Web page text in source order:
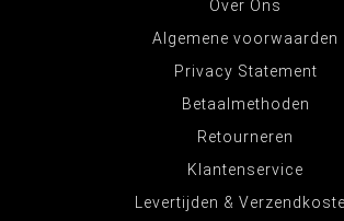
Over Ons
Algemene voorwaarden
Privacy Statement
Betaalmethoden
Retourneren
Klantenservice
Levertijden &